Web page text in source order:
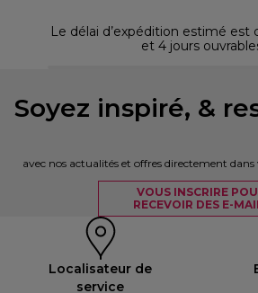
Le délai d’expédition estimé est
et 4 jours
Soyez inspiré, &
avec nos actualités et offres directement
VOUS INSCRIRE
RECEVOIR DES E-
Localisateur de
service